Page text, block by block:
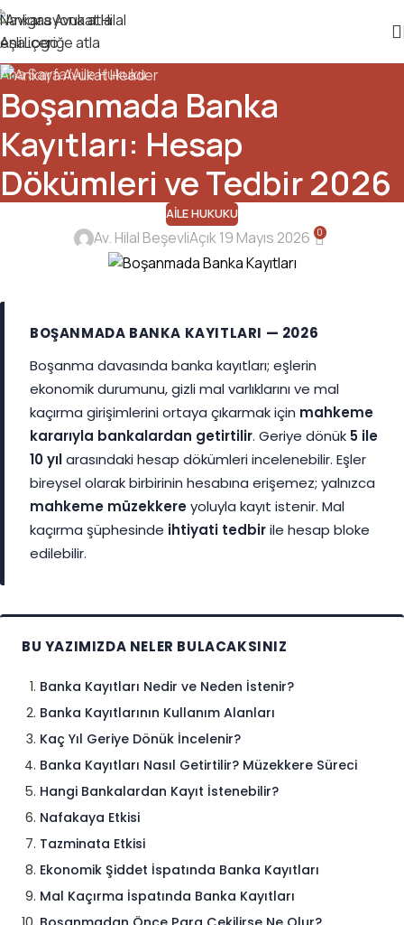
Navigasyona atla
Ana içeriğe atla
Ana Sayfa Aile Hukuku
Boşanmada Banka
Kayıtları: Hesap
Dökümleri ve Tedbir 2026
AILE HUKUKU
Av. Hilal BeşevliAçık 19 Mayıs 2026 0
BOŞANMADA BANKA KAYITLARI — 2026
Boşanma davasında banka kayıtları; eşlerin
ekonomik durumunu, gizli mal varlıklarını ve mal
kaçırma girişimlerini ortaya çıkarmak için mahkeme
kararıyla bankalardan getirtilir. Geriye dönük 5 ile
10 yılarasındaki hesap dökümleri incelenebilir. Eşler
bireysel olarak birbirinin hesabına erişemez; yalnızca
mahkeme müzekkereyoluyla kayıt istenir. Mal
kaçırma şüphesinde ihtiyati tedbirile hesap bloke
edilebilir.
BU YAZIMIZDA NELER BULACAKSINIZ
Banka Kayıtları Nedir ve Neden İstenir?
Banka Kayıtlarının Kullanım Alanları
Kaç Yıl Geriye Dönük İncelenir?
Banka Kayıtları Nasıl Getirtilir? Müzekkere Süreci
Hangi Bankalardan Kayıt İstenebilir?
Nafakaya Etkisi
Tazminata Etkisi
Ekonomik Şiddet İspatında Banka Kayıtları
Mal Kaçırma İspatında Banka Kayıtları